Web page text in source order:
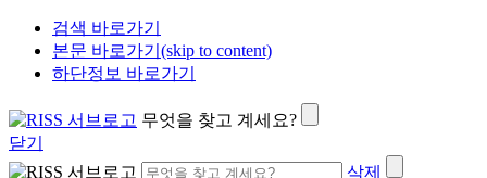
검색 바로가기
본문 바로가기(skip to content)
하단정보 바로가기
무엇을 찾고 계세요?
닫기
삭제